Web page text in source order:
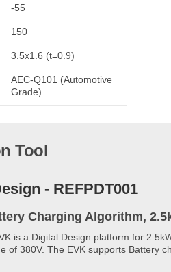
-55
150
3.5x1.6 (t=0.9)
AEC-Q101 (Automotive
Grade)
Tool
- REFPDT001
Charging Algorithm,
is a Digital Design platform for
of 380V. The EVK supports Battery